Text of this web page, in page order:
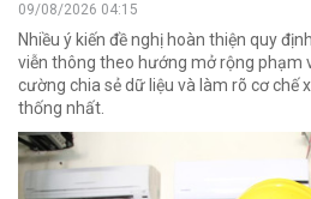
09/08/2026 04:15
Nhiều ý kiến đề nghị hoàn thiện quy
viễn thông theo hướng mở rộng phạm
cường chia sẻ dữ liệu và làm rõ cơ chế
thống nhất.